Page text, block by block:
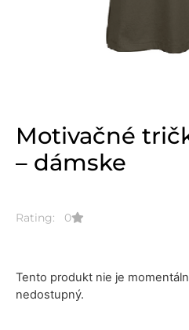
Motivačné
– dámske
Rating: 0
Tento produkt nie je
nedostupný.